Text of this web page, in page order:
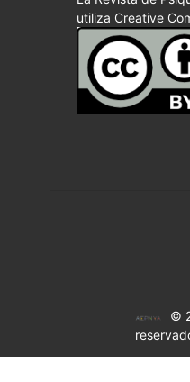
utiliza Creative
©